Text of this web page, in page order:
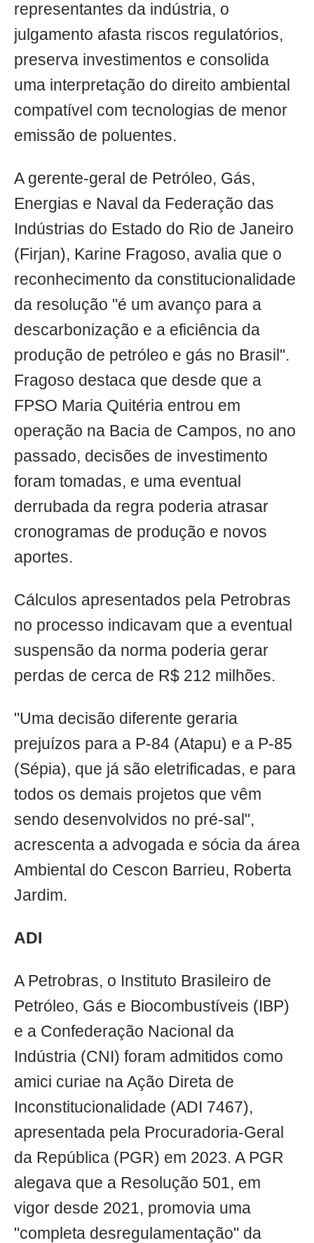
representantes da indústria, o
julgamento afasta riscos regulatórios,
preserva investimentos e consolida
uma interpretação do direito ambiental
compatível com tecnologias de menor
emissão de poluentes.
A gerente-geral de Petróleo, Gás,
Energias e Naval da Federação das
Indústrias do Estado do Rio de Janeiro
(Firjan), Karine Fragoso, avalia que o
reconhecimento da constitucionalidade
da resolução "é um avanço para a
descarbonização e a eficiência da
produção de petróleo e gás no Brasil".
Fragoso destaca que desde que a
FPSO Maria Quitéria entrou em
operação na Bacia de Campos, no ano
passado, decisões de investimento
foram tomadas, e uma eventual
derrubada da regra poderia atrasar
cronogramas de produção e novos
aportes.
Cálculos apresentados pela Petrobras
no processo indicavam que a eventual
suspensão da norma poderia gerar
perdas de cerca de R$ 212 milhões.
"Uma decisão diferente geraria
prejuízos para a P-84 (Atapu) e a P-85
(Sépia), que já são eletrificadas, e para
todos os demais projetos que vêm
sendo desenvolvidos no pré-sal",
acrescenta a advogada e sócia da área
Ambiental do Cescon Barrieu, Roberta
Jardim.
ADI
A Petrobras, o Instituto Brasileiro de
Petróleo, Gás e Biocombustíveis (IBP)
e a Confederação Nacional da
Indústria (CNI) foram admitidos como
amici curiae na Ação Direta de
Inconstitucionalidade (ADI 7467),
apresentada pela Procuradoria-Geral
da República (PGR) em 2023. A PGR
alegava que a Resolução 501, em
vigor desde 2021, promovia uma
"completa desregulamentação" da